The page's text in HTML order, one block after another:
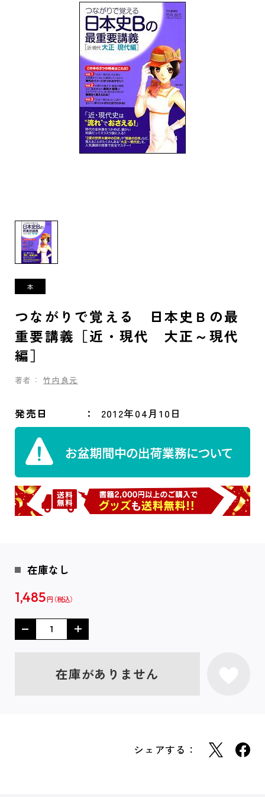
つながりで覚える 日本史Ｂの最
重要講義［近・現代 大正～現代
編］
著者： 竹内良元
発売日 2012年04月10日
在庫なし
1,485 円
在庫がありません
シェアする：